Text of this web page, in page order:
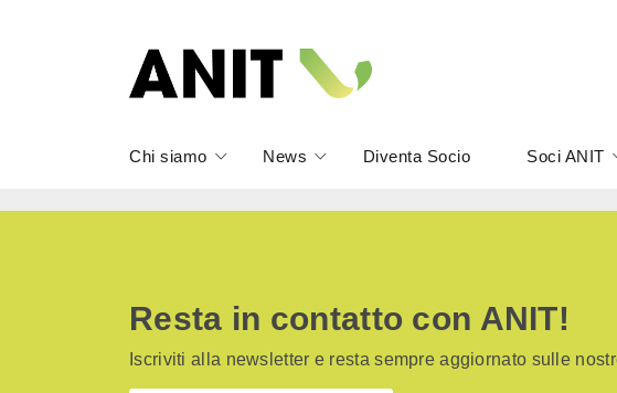
Chi siamo News Diventa Socio Soci ANIT
Resta in contatto con ANIT!
Iscriviti alla newsletter e resta sempre aggiornato sulle